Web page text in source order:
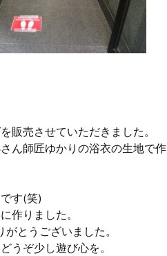
販売させていただきました。
ん師匠ゆかりの浴衣の生地で作
す(笑)
作りました。
とうございました。
うぞ少し遊び心を。